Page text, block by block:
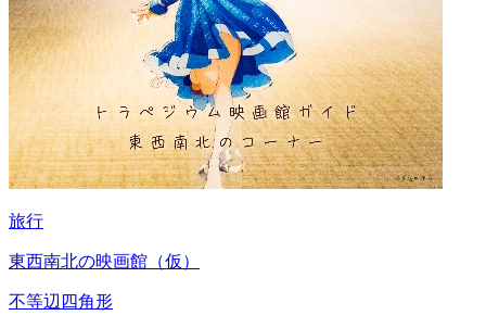
旅行
東西南北の映画館（仮）
不等辺四角形